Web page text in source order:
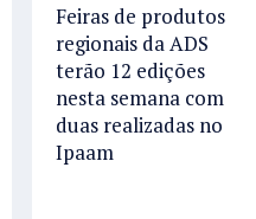
Feiras de produtos
regionais da ADS
terão 12 edições
nesta semana com
duas realizadas no
Ipaam